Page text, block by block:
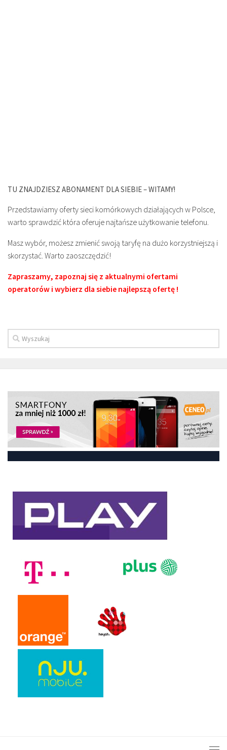
TU ZNAJDZIESZ ABONAMENT DLA SIEBIE – WITAMY!
Przedstawiamy oferty sieci komórkowych działających w Polsce,
warto sprawdzić która oferuje najtańsze użytkowanie telefonu.
Masz wybór, możesz zmienić swoją taryfę na dużo korzystniejszą i
skorzystać. Warto zaoszczędzić!
Zapraszamy, zapoznaj się z aktualnymi ofertami
operatorów i wybierz dla siebie najlepszą ofertę !